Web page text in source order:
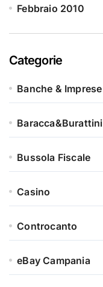
Febbraio 2010
Categorie
Banche & Imprese
Baracca&Burattini
Bussola Fiscale
Casino
Controcanto
eBay Campania